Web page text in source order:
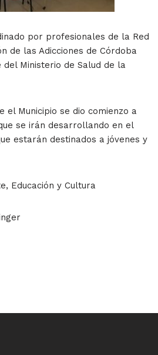
por profesionales de la Red
de las Adicciones de Córdoba
del Ministerio de Salud de la
el Municipio se dio comienzo a
se irán desarrollando en el
estarán destinados a jóvenes y
Educación y Cultura